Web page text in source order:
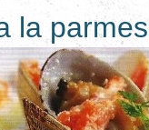
la